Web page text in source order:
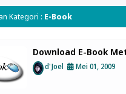
Kategori : E-Book
Download E-Book
d'Joel Mei 01, 2009